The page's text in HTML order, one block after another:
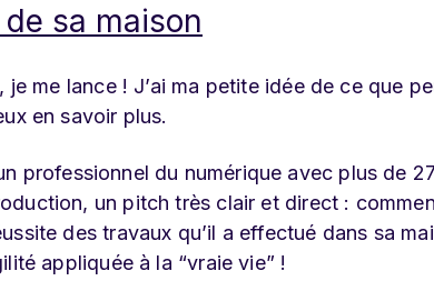
sa maison
je me lance ! J’ai ma petite idée de ce que
en savoir plus.
professionnel du numérique avec plus de
un pitch très clair et direct :
des travaux qu’il a effectué dans sa
appliquée à la “vraie vie” !